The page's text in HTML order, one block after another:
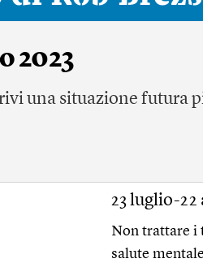
2023
una situazione futura
23 luglio-22
Non trattare i
salute